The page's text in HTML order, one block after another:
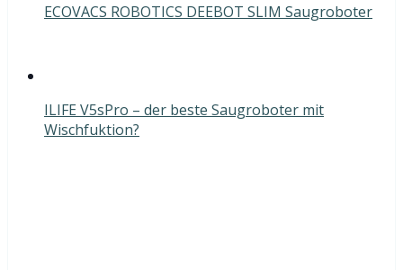
ECOVACS ROBOTICS DEEBOT SLIM Saugroboter
ILIFE V5sPro – der beste Saugroboter mit
Wischfuktion?